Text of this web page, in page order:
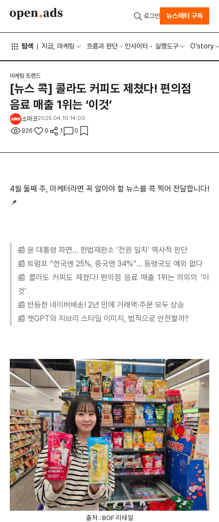
탐색 지금, 마케팅 흐름과 판단 인사이터 실행도구 O'story
로그인 뉴스레터 구독
마케팅 트렌드
[뉴스 콕] 콜라도 커피도 제쳤다! 편의점
음료 매출 1위는 ‘이것’
소마코2025.04.10 14:00
926 0 1 0
4월 둘째 주, 마케터라면 꼭 알아야 할 뉴스를 콕 찍어 전달합니다!
📌
📰 윤 대통령 파면… 헌법재판소 ‘전원 일치’ 역사적 판단
📰 트럼프 “한국엔 25%, 중국엔 34%”… 동맹국도 예외 없다
📰 콜라도 커피도 제쳤다! 편의점 음료 매출 1위는 의외의 ‘이
것’
📰 반등한 네이버배송! 2년 만에 거래액·주문 모두 상승
📰 챗GPT와 지브리 스타일 이미지, 법적으로 안전할까?
출처 : BGF 리테일